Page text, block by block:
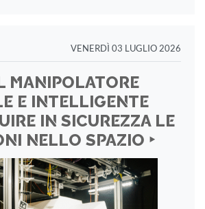
VENERDÌ 03 LUGLIO 2026
MANIPOLATORE
E INTELLIGENTE
IN SICUREZZA LE
NELLO SPAZIO ‣